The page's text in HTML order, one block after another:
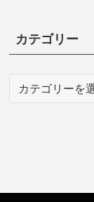
カテゴリー
テ